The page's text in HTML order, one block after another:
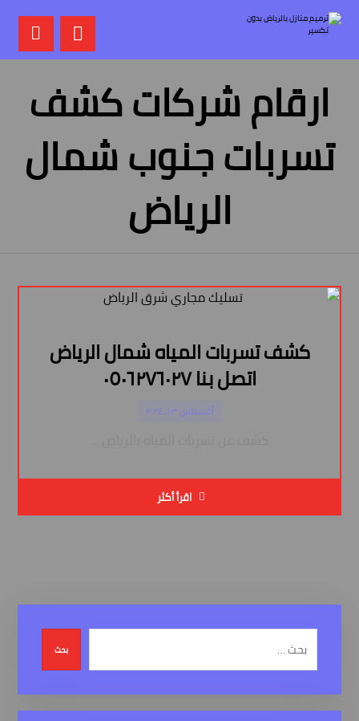
ارقام شركات كشف
تسربات جنوب شمال
الرياض
كشف تسربات المياه شمال الرياض
اتصل بنا ٠٥٠٦٢٧٦٠٢٧
أغسطس ١٣, ٢٠٢٤
اقرأ أكثر
بحث